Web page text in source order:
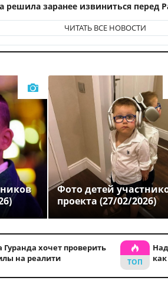
решила заранее извиниться перед
ЧИТАТЬ ВСЕ НОВОСТИ
Фото детей
проекта (27/02/2026)
Гуранда хочет проверить
на реалити